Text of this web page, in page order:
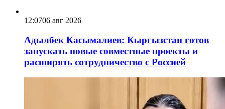
12:0706 авг 2026
Адылбек Касымалиев: Кыргызстан готов
запускать новые совместные проекты и
расширять сотрудничество с Россией